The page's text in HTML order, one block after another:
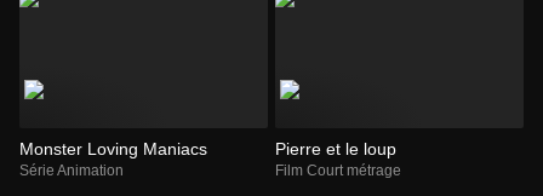
Monster Loving Maniacs
Série Animation
Pierre et le loup
Film Court métrage